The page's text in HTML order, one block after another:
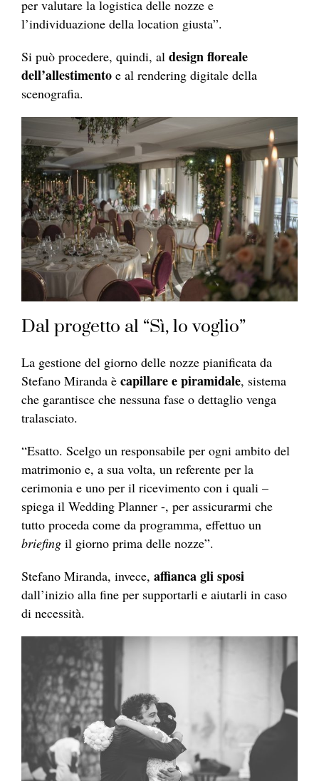
per valutare la logistica delle nozze e
l’individuazione della location giusta”.
Si può procedere, quindi, al design floreale
dell’allestimento e al rendering digitale della
scenografia.
Dal progetto al “Sì, lo voglio”
La gestione del giorno delle nozze pianificata da
Stefano Miranda è capillare e piramidale, sistema
che garantisce che nessuna fase o dettaglio venga
tralasciato.
“Esatto. Scelgo un responsabile per ogni ambito del
matrimonio e, a sua volta, un referente per la
cerimonia e uno per il ricevimento con i quali –
spiega il Wedding Planner -, per assicurarmi che
tutto proceda come da programma, effettuo un
briefing il giorno prima delle nozze”.
Stefano Miranda, invece, affianca gli sposi
dall’inizio alla fine per supportarli e aiutarli in caso
di necessità.